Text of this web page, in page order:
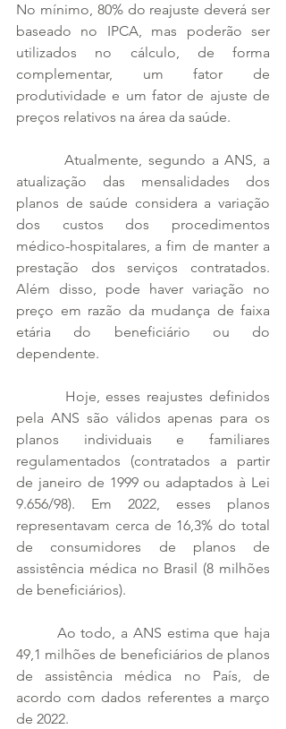
No mínimo, 80% do reajuste deverá ser
baseado no IPCA, mas poderão ser
utilizados no cálculo, de forma
complementar, um fator de
produtividade e um fator de ajuste de
preços relativos na área da saúde.
atualização das mensalidades dos
planos de saúde considera a variação
dos custos dos procedimentos
médico-hospitalares, a fim de manter a
prestação dos serviços contratados.
Além disso, pode haver variação no
preço em razão da mudança de faixa
etária do beneficiário ou do
dependente.
pela ANS são válidos apenas para os
planos individuais e familiares
regulamentados (contratados a partir
de janeiro de 1999 ou adaptados à Lei
9.656/98). Em 2022, esses planos
representavam cerca de 16,3% do total
de consumidores de planos de
assistência médica no Brasil (8 milhões
de beneficiários).
49,1 milhões de beneficiários de planos
de assistência médica no País, de
acordo com dados referentes a março
de 2022.